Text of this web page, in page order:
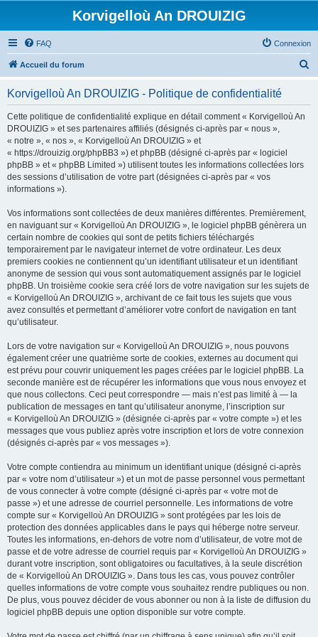
Korvigelloù An DROUIZIG
FAQ Connexion
Accueil du forum
Korvigelloù An DROUIZIG - Politique de confidentialité
Cette politique de confidentialité explique en détail comment « Korvigelloù An
DROUIZIG » et ses partenaires affiliés (désignés ci-après par « nous »,
« notre », « nos », « Korvigelloù An DROUIZIG » et
« https://drouizig.org/phpBB3 ») et phpBB (désigné ci-après par « logiciel
phpBB » et « phpBB Limited ») utilisent toutes les informations collectées lors
des sessions d’utilisation de votre part (désignées ci-après par « vos
informations »).
Vos informations sont collectées de deux manières différentes. Premièrement,
en naviguant sur « Korvigelloù An DROUIZIG », le logiciel phpBB génèrera un
certain nombre de cookies qui sont de petits fichiers téléchargés
temporairement par le navigateur internet de votre ordinateur. Les deux
premiers cookies ne contiennent qu’un identifiant utilisateur et un identifiant
anonyme de session qui vous sont automatiquement assignés par le logiciel
phpBB. Un troisième cookie sera créé lors de votre navigation sur les sujets de
« Korvigelloù An DROUIZIG », archivant de ce fait tous les sujets que vous
avez consultés et permettant d’améliorer votre confort de navigation en tant
qu’utilisateur.
Lors de votre navigation sur « Korvigelloù An DROUIZIG », nous pouvons
également créer une quatrième sorte de cookies, externes au document qui
est prévu pour couvrir uniquement les pages créées par le logiciel phpBB. La
seconde manière est de récupérer les informations que vous nous envoyez et
que nous collectons. Ceci peut correspondre — mais n’est pas limité à — la
publication de messages en tant qu’utilisateur anonyme, l’inscription sur
« Korvigelloù An DROUIZIG » (désignée ci-après par « votre compte ») et les
messages que vous publiez après votre inscription et lors de votre connexion
(désignés ci-après par « vos messages »).
Votre compte contiendra au minimum un identifiant unique (désigné ci-après
par « votre nom d’utilisateur ») et un mot de passe personnel vous permettant
de vous connecter à votre compte (désigné ci-après par « votre mot de
passe ») et une adresse de courriel personnelle. Les informations de votre
compte sur « Korvigelloù An DROUIZIG » sont protégées par les lois de
protection des données applicables dans le pays qui héberge notre serveur.
Toutes les informations, en-dehors de votre nom d’utilisateur, de votre mot de
passe et de votre adresse de courriel requis par « Korvigelloù An DROUIZIG »
durant votre inscription, sont obligatoires ou facultatives, à la seule discrétion
de « Korvigelloù An DROUIZIG ». Dans tous les cas, vous pouvez contrôler
quelles informations de votre compte vous souhaitez rendre publiques ou non.
De plus, vous pouvez décider de vous abonner ou non à la liste de diffusion du
logiciel phpBB depuis une option disponible sur votre compte.